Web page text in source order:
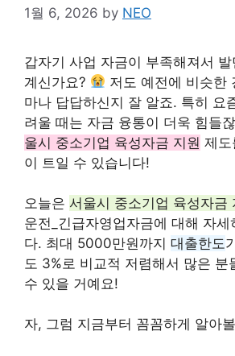
1월 6, 2026 by NEO
갑자기 사업 자금이 부족해져서
계신가요?
저도 예전에 비슷한
마나 답답하신지 잘 알죠. 특히 요
려울 때는 자금 융통이 더욱 힘들
울시 중소기업 육성자금 지원 제도
이 트일 수 있습니다!
오늘은 서울시 중소기업 육성자금
운전_긴급자영업자금에 대해 자세
다. 최대 5000만원까지 대출한도
도 3%로 비교적 저렴해서 많은 분
수 있을 거예요!
자, 그럼 지금부터 꼼꼼하게 알아